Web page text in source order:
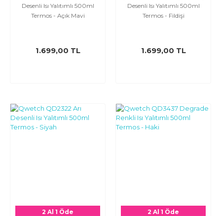
Desenli Isı Yalıtımlı 500ml
Termos - Açık Mavi
1.699,00 TL
Desenli Isı Yalıtımlı 500ml
Termos - Fildişi
1.699,00 TL
2 Al 1 Öde
2 Al 1 Öde